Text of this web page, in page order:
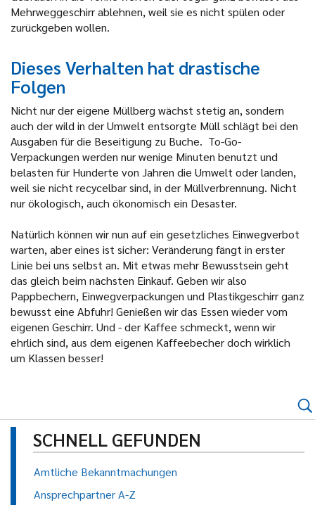
Mehrweggeschirr ablehnen, weil sie es nicht spülen oder
zurückgeben wollen.
Dieses Verhalten hat drastische
Folgen
Nicht nur der eigene Müllberg wächst stetig an, sondern
auch der wild in der Umwelt entsorgte Müll schlägt bei den
Ausgaben für die Beseitigung zu Buche. To-Go-
Verpackungen werden nur wenige Minuten benutzt und
belasten für Hunderte von Jahren die Umwelt oder landen,
weil sie nicht recycelbar sind, in der Müllverbrennung. Nicht
nur ökologisch, auch ökonomisch ein Desaster.
Natürlich können wir nun auf ein gesetzliches Einwegverbot
warten, aber eines ist sicher: Veränderung fängt in erster
Linie bei uns selbst an. Mit etwas mehr Bewusstsein geht
das gleich beim nächsten Einkauf. Geben wir also
Pappbechern, Einwegverpackungen und Plastikgeschirr ganz
bewusst eine Abfuhr! Genießen wir das Essen wieder vom
eigenen Geschirr. Und - der Kaffee schmeckt, wenn wir
ehrlich sind, aus dem eigenen Kaffeebecher doch wirklich
um Klassen besser!
SCHNELL GEFUNDEN
Amtliche Bekanntmachungen
Ansprechpartner A-Z